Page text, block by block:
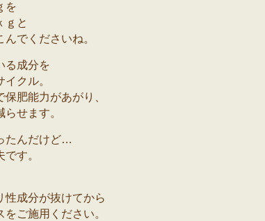
を
ｇと
でくださいね。
る成分を
クル。
肥能力があがり、
せます。
たんだけど…
す。
性成分が抜けてから
ご施用ください。